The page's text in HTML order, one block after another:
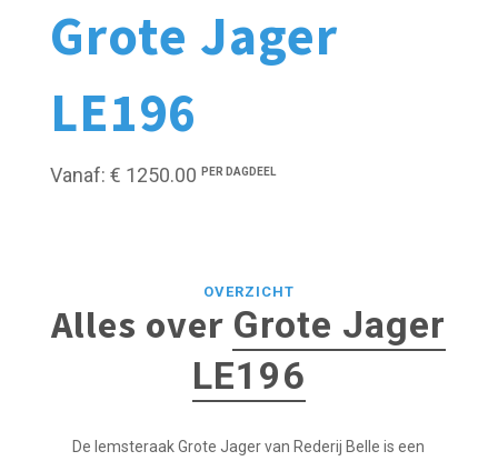
Grote Jager
LE196
Vanaf: € 1250.00 PER DAGDEEL
OVERZICHT
Alles over Grote Jager
LE196
De lemsteraak Grote Jager van Rederij Belle is een